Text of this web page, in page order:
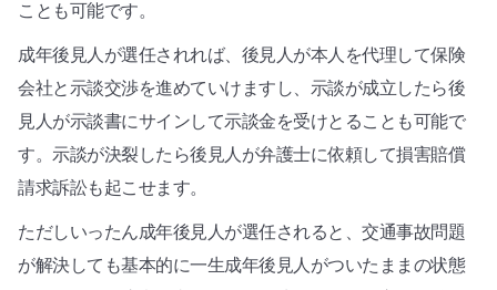
ことも可能です。
成年後見人が選任されれば、後見人が本人を代理して保険
会社と示談交渉を進めていけますし、示談が成立したら後
見人が示談書にサインして示談金を受けとることも可能で
す。示談が決裂したら後見人が弁護士に依頼して損害賠償
請求訴訟も起こせます。
ただしいったん成年後見人が選任されると、交通事故問題
が解決しても基本的に一生成年後見人がついたままの状態